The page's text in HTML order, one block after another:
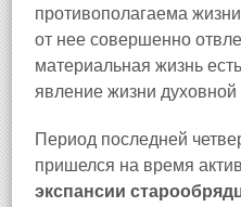
противополагаема
от нее совершенно
материальная жизнь
явление жизни духовной
Период последней
пришелся на время
экспансии